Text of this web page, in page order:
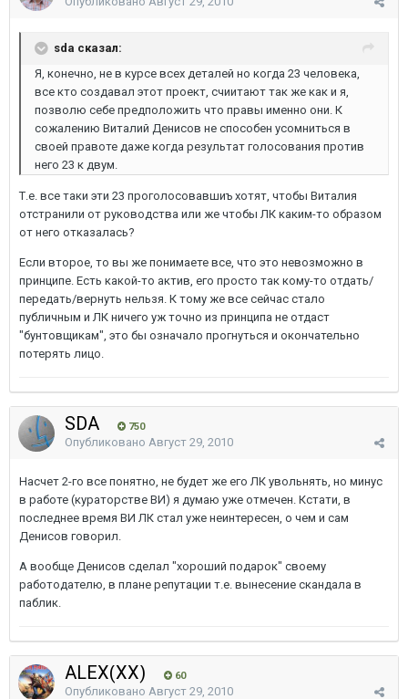
sda сказал:
Я, конечно, не в курсе всех деталей но когда 23 человека,
все кто создавал этот проект, счиитают так же как и я,
позволю себе предположить что правы именно они. К
сожалению Виталий Денисов не способен усомниться в
своей правоте даже когда результат голосования против
него 23 к двум.
Т.е. все таки эти 23 проголосовавшиъ хотят, чтобы Виталия
отстранили от руководства или же чтобы ЛК каким-то образом
от него отказалась?
Если второе, то вы же понимаете все, что это невозможно в
принципе. Есть какой-то актив, его просто так кому-то отдать/
передать/вернуть нельзя. К тому же все сейчас стало
публичным и ЛК ничего уж точно из принципа не отдаст
"бунтовщикам", это бы означало прогнуться и окончательно
потерять лицо.
SDA 750
Опубликовано Август 29, 2010
Насчет 2-го все понятно, не будет же его ЛК увольнять, но минус
в работе (кураторстве ВИ) я думаю уже отмечен. Кстати, в
последнее время ВИ ЛК стал уже неинтересен, о чем и сам
Денисов говорил.
А вообще Денисов сделал "хороший подарок" своему
работодателю, в плане репутации т.е. вынесение скандала в
паблик.
ALEX(XX) 60
Опубликовано Август 29, 2010